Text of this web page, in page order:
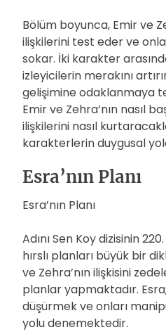
Bölüm boyunca, Emir ve
ilişkilerini test eder ve
sokar. İki karakter
izleyicilerin merakını
gelişimine odaklanmaya
Emir ve Zehra’nın nasıl
ilişkilerini nasıl
karakterlerin duygusal
Esra’nın Planı
Esra’nın Planı
Adını Sen Koy dizisinin
hırslı planları büyük bir
ve Zehra’nın ilişkisini
planlar yapmaktadır.
düşürmek ve onları
yolu denemektedir.